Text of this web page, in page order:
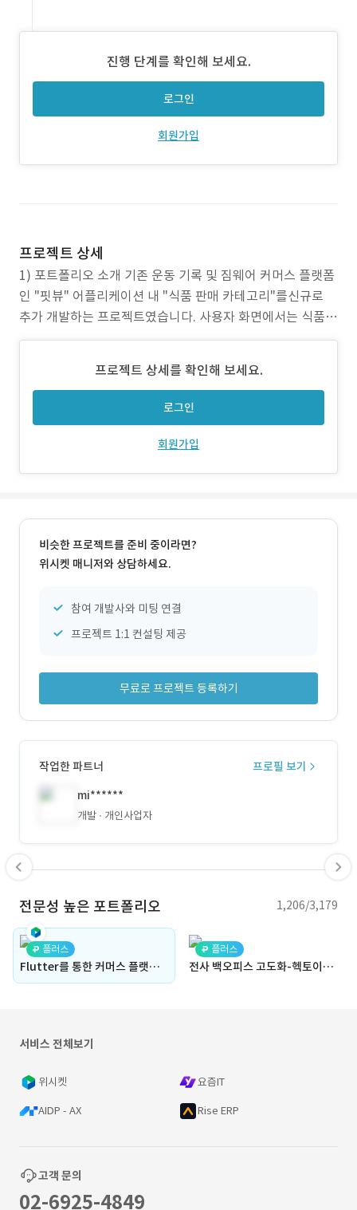
진행 단계를 확인해 보세요.
로그인
회원가입
프로젝트 상세
1) 포트폴리오 소개 기존 운동 기록 및 짐웨어 커머스 플랫폼
인 "핏뷰" 어플리케이션 내 "식품 판매 카테고리"를신규로
추가 개발하는 프로젝트였습니다. 사용자 화면에서는 식품
판매 카테고리 전체 화면을 추가하고, 관리자 화면에서는 식
고, 식품 판매 카테고리의 브랜드를 설정할 수 있게 개발을 진
프로젝트 상세를 확인해 보세요.
로그인
회원가입
비슷한 프로젝트를 준비 중이라면?
위시켓 매니저와 상담하세요.
참여 개발사와 미팅 연결
프로젝트 1:1 컨설팅 제공
무료로 프로젝트 등록하기
작업한 파트너
프로필 보기
mi******
개발 개인사업자
전문성 높은 포트폴리오 1,206/3,179
플러스
Flutter를 통한 커머스 플랫폼 프론트엔드 사용자 화면 개발 및 관리자 화면 개발 (쇼핑몰, 플러터, 프론트엔드, Frontend)
플러스
전사 백오피스 고도화-헥토이노베이션(쿠폰/CS)
서비스 전체보기
위시켓 요즘IT
AIDP - AX Rise ERP
고객 문의
02-6925-4849